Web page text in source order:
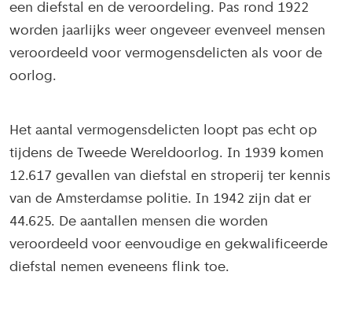
een diefstal en de veroordeling. Pas rond 1922
worden jaarlijks weer ongeveer evenveel mensen
veroordeeld voor vermogensdelicten als voor de
oorlog.
Het aantal vermogensdelicten loopt pas echt op
tijdens de Tweede Wereldoorlog. In 1939 komen
12.617 gevallen van diefstal en stroperij ter kennis
van de Amsterdamse politie. In 1942 zijn dat er
44.625. De aantallen mensen die worden
veroordeeld voor eenvoudige en gekwalificeerde
diefstal nemen eveneens flink toe.